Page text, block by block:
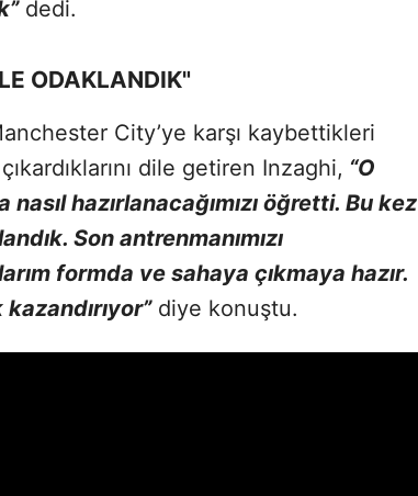
dedi.
ODAKLANDIK"
City’ye karşı kaybettikleri
dile getiren Inzaghi, “O
hazırlanacağımızı öğretti. Bu kez
Son antrenmanımızı
formda ve sahaya çıkmaya hazır.
diye konuştu.